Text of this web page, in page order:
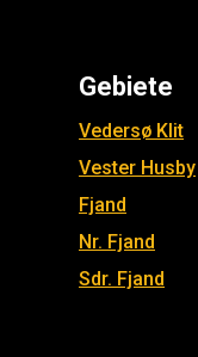
Gebiete
Vedersø Klit
Vester Husby
Fjand
Nr. Fjand
Sdr. Fjand